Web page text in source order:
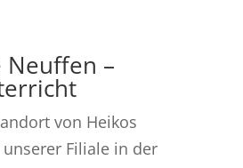
Neuffen –
von Heikos
Filiale in der